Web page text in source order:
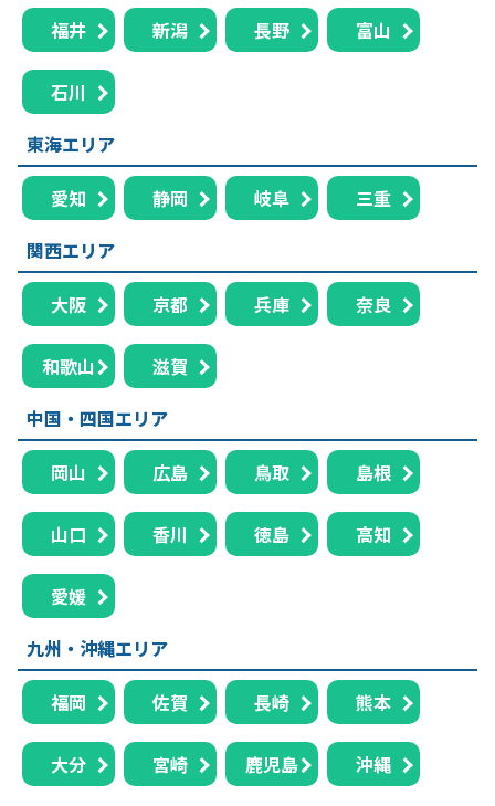
福井 新潟 長野 富山
石川
東海エリア
愛知 静岡 岐阜
三重
関西エリア
大阪 京都 兵庫 奈良
和歌山
滋賀
中国・四国エリア
岡山 広島 鳥取 島根
山口 香川 徳島 高知
愛媛
九州・沖縄エリア
福岡 佐賀 長崎 熊本
大分 宮崎 鹿児島 沖縄